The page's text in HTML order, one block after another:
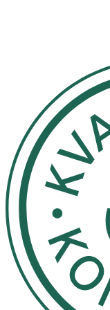
· Kontrollera att
användning.
ska
myndighet i
befinner sig.
Förvaring
Förvaras svalt och
Material
Bärarmaterial:
Häftmassa: